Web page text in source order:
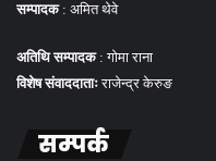
सम्पादक: अमित थेवे
अतिथि सम्पादक: गोमा राना
विशेष संवाददाताःराजेन्द्र केरुङ
सम्पर्क